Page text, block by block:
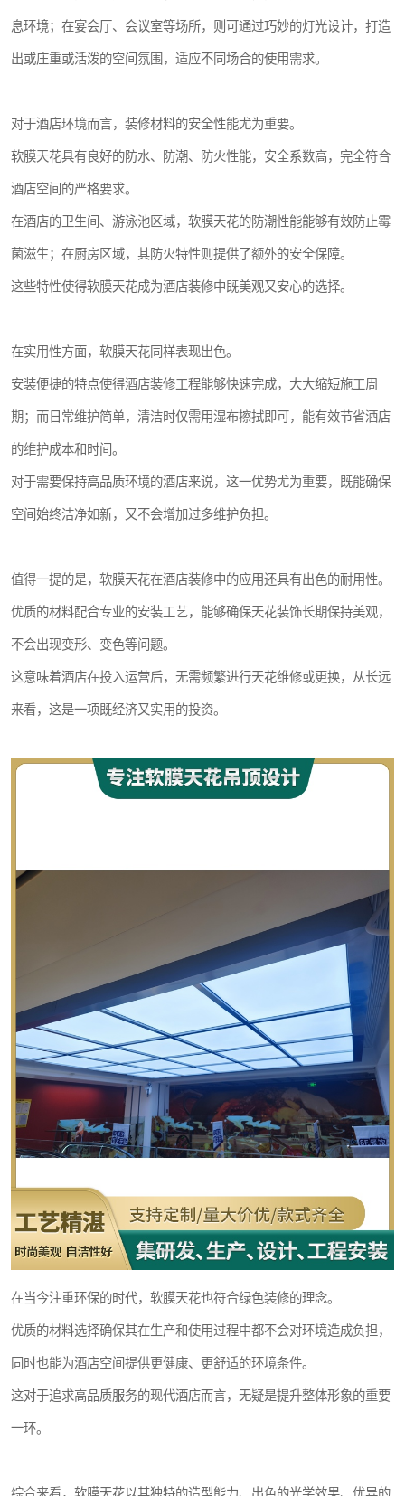
息环境；在宴会厅、会议室等场所，则可通过巧妙的灯光设计，打造
出或庄重或活泼的空间氛围，适应不同场合的使用需求。
对于酒店环境而言，装修材料的安全性能尤为重要。
软膜天花具有良好的防水、防潮、防火性能，安全系数高，完全符合
酒店空间的严格要求。
在酒店的卫生间、游泳池区域，软膜天花的防潮性能能够有效防止霉
菌滋生；在厨房区域，其防火特性则提供了额外的安全保障。
这些特性使得软膜天花成为酒店装修中既美观又安心的选择。
在实用性方面，软膜天花同样表现出色。
安装便捷的特点使得酒店装修工程能够快速完成，大大缩短施工周
期；而日常维护简单，清洁时仅需用湿布擦拭即可，能有效节省酒店
的维护成本和时间。
对于需要保持高品质环境的酒店来说，这一优势尤为重要，既能确保
空间始终洁净如新，又不会增加过多维护负担。
值得一提的是，软膜天花在酒店装修中的应用还具有出色的耐用性。
优质的材料配合专业的安装工艺，能够确保天花装饰长期保持美观，
不会出现变形、变色等问题。
这意味着酒店在投入运营后，无需频繁进行天花维修或更换，从长远
来看，这是一项既经济又实用的投资。
在当今注重环保的时代，软膜天花也符合绿色装修的理念。
优质的材料选择确保其在生产和使用过程中都不会对环境造成负担，
同时也能为酒店空间提供更健康、更舒适的环境条件。
这对于追求高品质服务的现代酒店而言，无疑是提升整体形象的重要
一环。
综合来看，软膜天花以其独特的造型能力、出色的光学效果、优异的